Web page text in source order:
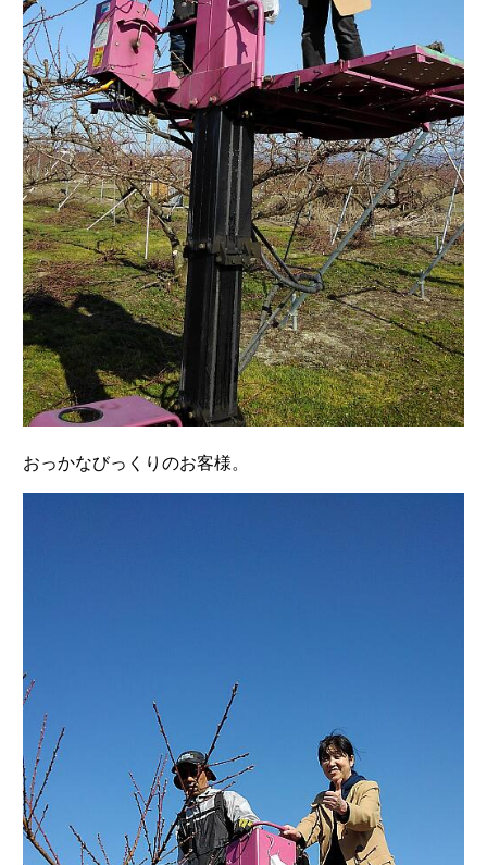
おっかなびっくりのお客様。